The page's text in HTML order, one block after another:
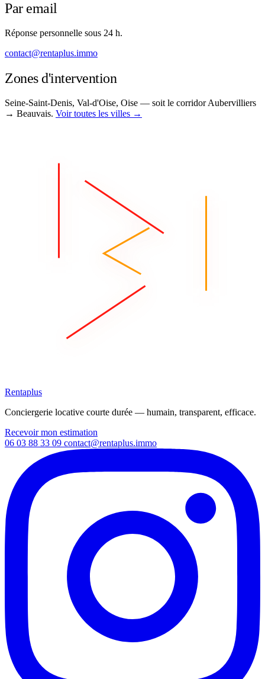
Par email
Réponse personnelle sous 24 h.
contact@rentaplus.immo
Zones d'intervention
Seine-Saint-Denis, Val-d'Oise, Oise — soit le corridor Aubervilliers
→ Beauvais. Voir toutes les villes →
Rentaplus
Conciergerie locative courte durée — humain, transparent, efficace.
Recevoir mon estimation
06 03 88 33 09 contact@rentaplus.immo